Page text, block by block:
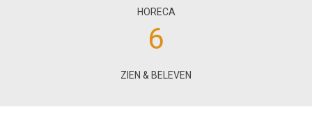
HORECA
6
ZIEN & BELEVEN